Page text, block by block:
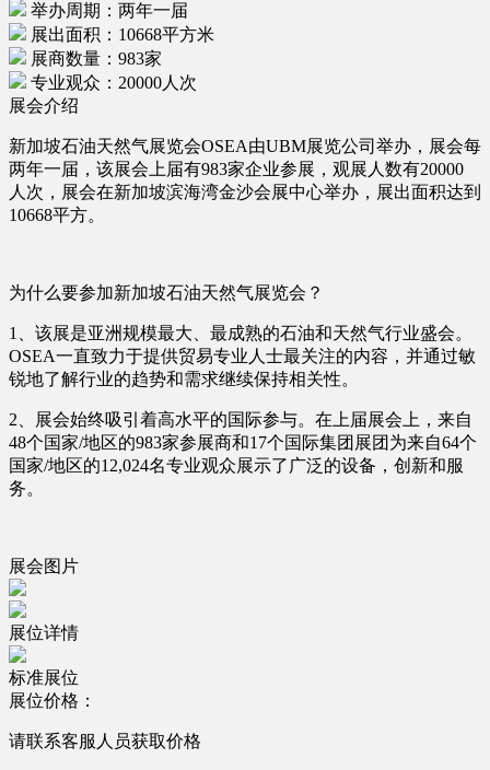
举办周期：两年一届
展出面积：10668平方米
展商数量：983家
专业观众：20000人次
展会介绍
新加坡石油天然气展览会OSEA由UBM展览公司举办，展会每
两年一届，该展会上届有983家企业参展，观展人数有20000
人次，展会在新加坡滨海湾金沙会展中心举办，展出面积达到
10668平方。
为什么要参加新加坡石油天然气展览会？
1、该展是亚洲规模最大、最成熟的石油和天然气行业盛会。
OSEA一直致力于提供贸易专业人士最关注的内容，并通过敏
锐地了解行业的趋势和需求继续保持相关性。
2、展会始终吸引着高水平的国际参与。在上届展会上，来自
48个国家/地区的983家参展商和17个国际集团展团为来自64个
国家/地区的12,024名专业观众展示了广泛的设备，创新和服
务。
展会图片
展位详情
标准展位
展位价格：
请联系客服人员获取价格